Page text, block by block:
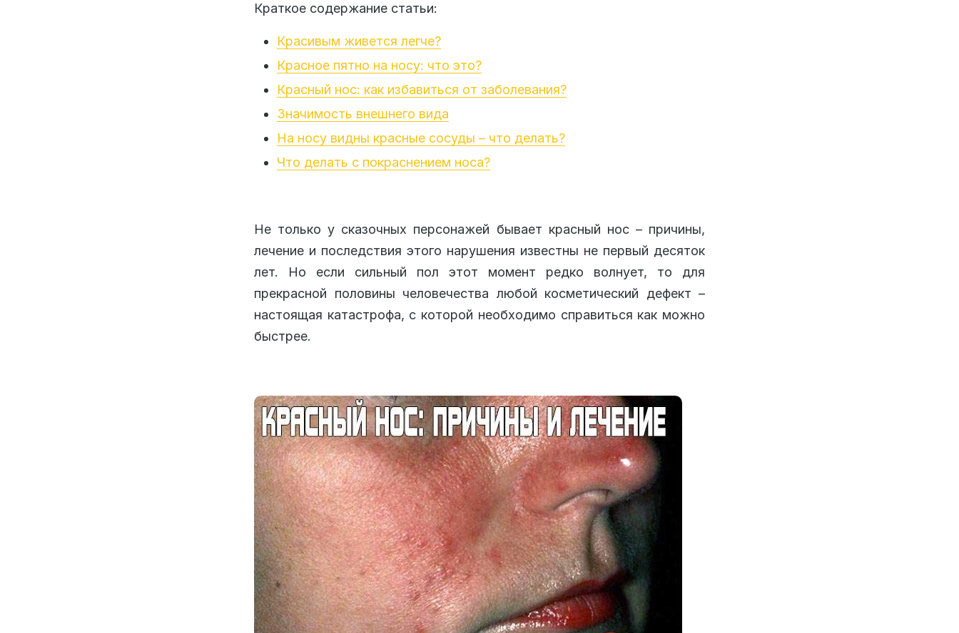
Краткое содержание статьи:
Красивым живется легче?
Красное пятно на носу: что это?
Красный нос: как избавиться от заболевания?
Значимость внешнего вида
На носу видны красные сосуды – что делать?
Что делать с покраснением носа?
Не только у сказочных персонажей бывает красный нос – причины,
лечение и последствия этого нарушения известны не первый десяток
лет. Но если сильный пол этот момент редко волнует, то для
прекрасной половины человечества любой косметический дефект –
настоящая катастрофа, с которой необходимо справиться как можно
быстрее.